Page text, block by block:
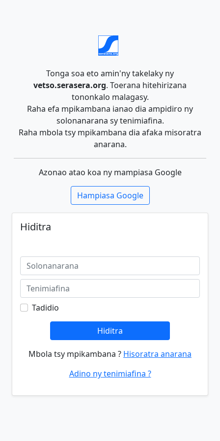
Tonga soa eto amin'ny takelaky ny
vetso.serasera.org. Toerana hitehirizana
tononkalo malagasy.
Raha efa mpikambana ianao dia ampidiro ny
solonanarana sy tenimiafina.
Raha mbola tsy mpikambana dia afaka misoratra
anarana.
Azonao atao koa ny mampiasa Google
Hampiasa Google
Hiditra
Tadidio
Hiditra
Mbola tsy mpikambana ? Hisoratra anarana
Adino ny tenimiafina ?